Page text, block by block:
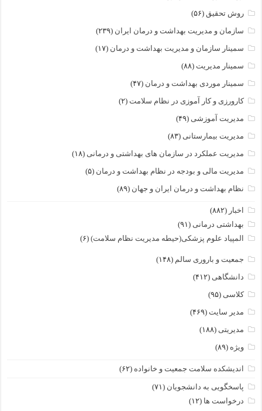
روش تحقیق (۵۶)
سازمان و مدیریت بهداشت و درمان ایران (۲۳۹)
سمینار سازمان و مدیریت بهداشت و درمان (۱۷)
سمینار مدیریت (۸۸)
سمینار موردی بهداشت و درمان (۴۷)
کارورزی و کار آموزی در نظام سلامت (۲)
مدیریت آموزشی (۴۹)
مدیریت بیمارستانی (۸۳)
مدیریت عملکرد در سازمان های بهداشتی و درمانی (۱۸)
مدیریت مالی و بودجه در نظام بهداشت و درمان (۵)
نظام بهداشت و درمان ایران و جهان (۸۹)
اخبار (۸۸۲)
بهداشتی درمانی (۹۱)
المپیاد علوم پزشکی(حیطه مدیریت نظام سلامت) (۶)
جمعیت و باروری سالم (۱۴۸)
دانشگاهی (۴۱۲)
کلاسی (۹۵)
مدیر سایت (۴۶۹)
مدیریتی (۱۸۸)
ویژه (۸۹)
اندیشکده سلامت جمعیت و خانواده (۶۲)
پاسخگویی به دانشجویان (۷۱)
درخواست ها (۱۲)